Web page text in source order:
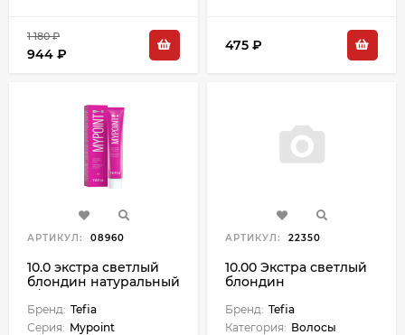
1 180 ₽
944 ₽
475 ₽
АРТИКУЛ: 08960
10.0 экстра светлый
блондин натуральный
краска д/волос 60 мл
Бренд: Tefia
Серия: Mypoint
АРТИКУЛ: 22350
10.00 Экстра светлый
блондин
натуральный Ambient
- 60 мл
Бренд: Tefia
Категория: Волосы